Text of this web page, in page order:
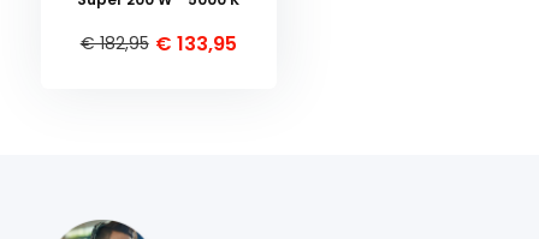
€ 182,95 € 133,95